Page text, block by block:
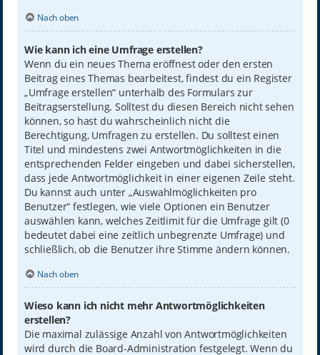
Nach oben
Wie kann ich eine Umfrage erstellen?
Wenn du ein neues Thema eröffnest oder den ersten
Beitrag eines Themas bearbeitest, findest du ein Register
„Umfrage erstellen“ unterhalb des Formulars zur
Beitragserstellung. Solltest du diesen Bereich nicht sehen
können, so hast du wahrscheinlich nicht die
Berechtigung, Umfragen zu erstellen. Du solltest einen
Titel und mindestens zwei Antwortmöglichkeiten in die
entsprechenden Felder eingeben und dabei sicherstellen,
dass jede Antwortmöglichkeit in einer eigenen Zeile steht.
Du kannst auch unter „Auswahlmöglichkeiten pro
Benutzer“ festlegen, wie viele Optionen ein Benutzer
auswählen kann, welches Zeitlimit für die Umfrage gilt (0
bedeutet dabei eine zeitlich unbegrenzte Umfrage) und
schließlich, ob die Benutzer ihre Stimme ändern können.
Nach oben
Wieso kann ich nicht mehr Antwortmöglichkeiten
erstellen?
Die maximal zulässige Anzahl von Antwortmöglichkeiten
wird durch die Board-Administration festgelegt. Wenn du